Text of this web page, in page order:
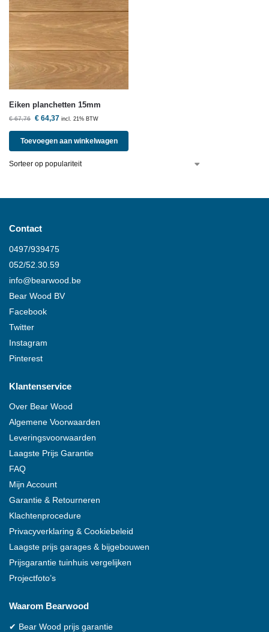
Eiken planchetten 15mm
€67,76 € 64,37 incl. 21% BTW
Toevoegen aan winkelwagen
Contact
0497/939475
052/52.30.59
info@bearwood .be
Bear Wood BV
Facebook
Twitter
Instagram
Pinterest
Klantenservice
Over Bear Wood
Algemene Voorwaarden
Leveringsvoorwaarden
Laagste Prijs Garantie
FAQ
Mijn Account
Garantie & Retourneren
Klachtenprocedure
Privacyverklaring & Cookiebeleid
Laagste prijs garages & bijgebouwen
Prijsgarantie tuinhuis vergelijken
Projectfoto’s
Waarom Bearwood
✔ Bear Wood prijs garantie